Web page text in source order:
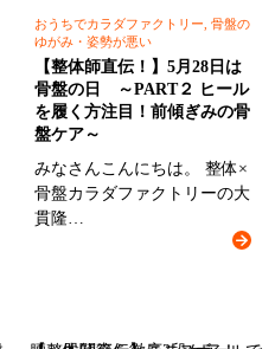
おうちでカラダファクトリー, 骨盤の
ゆがみ・姿勢が悪い
【整体師直伝！】5月28日は
骨盤の日 ～PART２ ヒール
を履く方注目！前傾ぎみの骨
盤ケア～
みなさんこんにちは。 整体×
骨盤カラダファクトリーの大
貫隆…